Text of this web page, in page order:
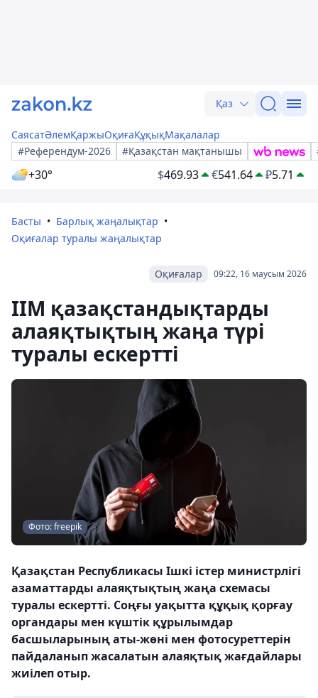
Қаз
СаясатӘлемҚаржыОқиғаҚұқықМақалалар
#Референдум-2026
#Қазақстан мақтанышы
+30° $469.93 €541.64 ₽5.71
Басты
Барлық жаңалықтар
Оқиғалар туралы жаңалықтар
09:22, 16 маусым 2026
Оқиғалар
ІІМ қазақстандықтарды
алаяқтықтың жаңа түрі
туралы ескертті
Фото: freepik
Қазақстан Республикасы Ішкі істер министрлігі
азаматтарды алаяқтықтың жаңа схемасы
туралы ескертті. Соңғы уақытта құқық қорғау
органдары мен күштік құрылымдар
басшыларының аты-жөні мен фотосуреттерін
пайдаланып жасалатын алаяқтық жағдайлары
жиілеп отыр.